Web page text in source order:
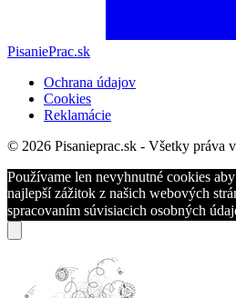
PisaniePrac.sk
Ochrana údajov
Cookies
Reklamácie
© 2026 Pisanieprac.sk - Všetky práva
Používame len nevyhnutné cookies
najlepší zážitok z našich webových
spracovaním súvisiacich osobných